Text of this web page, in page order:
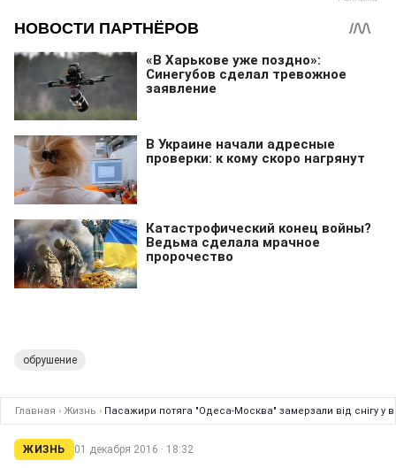
обрушение
Главная › Жизнь › Пасажири потяга "Одеса-Москва" замерзали від снігу у
ЖИЗНЬ 01 декабря 2016 · 18:32